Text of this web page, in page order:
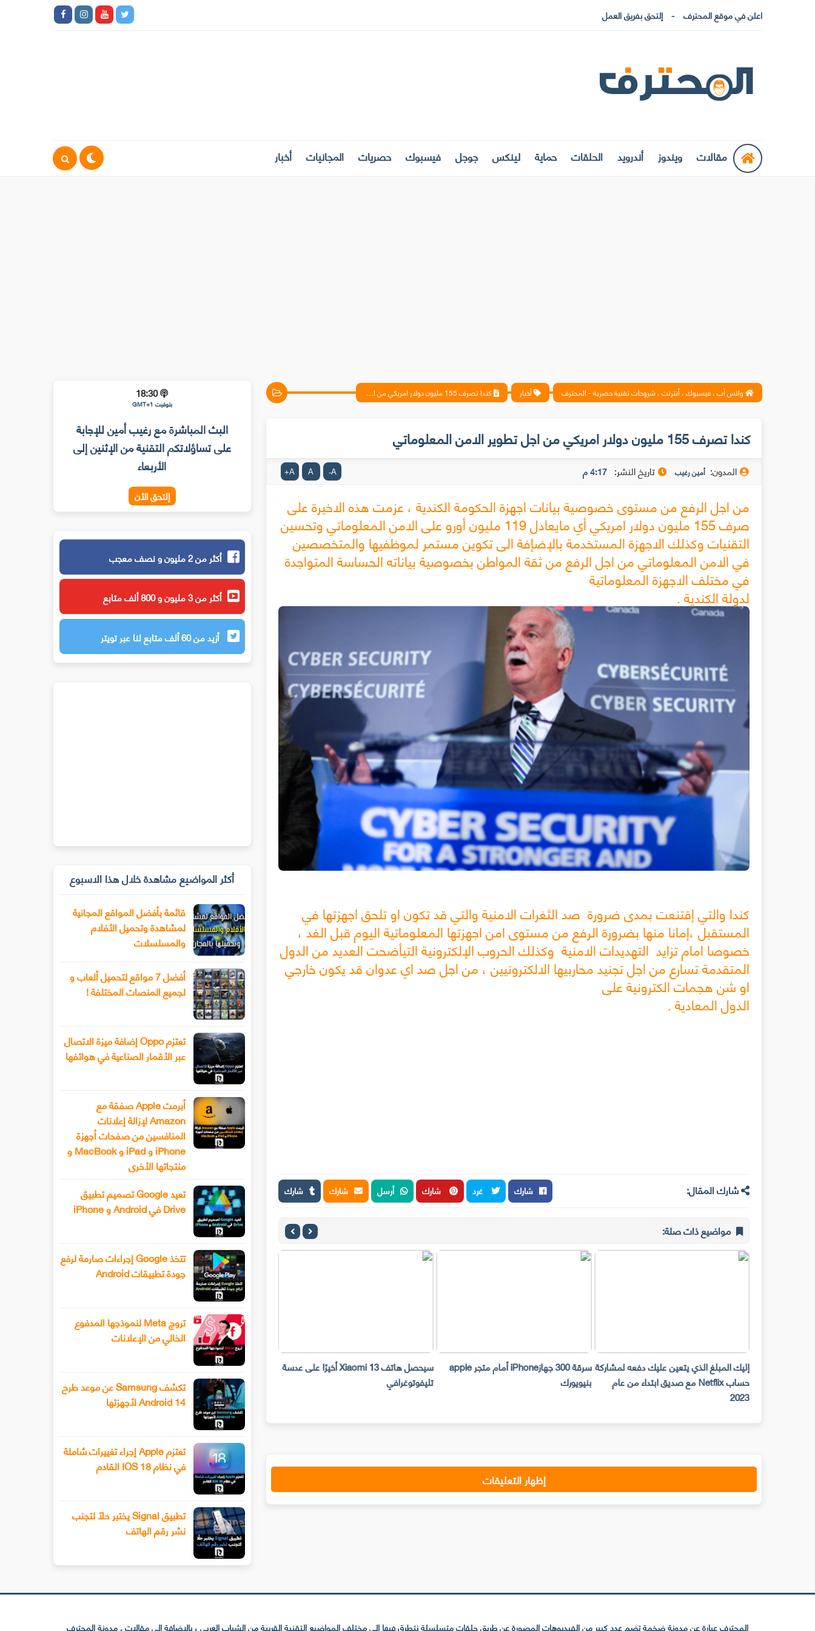
اعلن في موقع المحترف إلتحق بفريق العمل
مقالات ويندوز أندرويد الحلقات حماية لينكس جوجل فيسبوك حصريات المجانيات أخبار
واتس آب ، فيسبوك ، أنترنت ، شروحات تقنية حصرية - المحترف أخبار كندا تصرف 155 مليون دولار امريكي من اجل تطوير الامن المعلوماتي
كندا تصرف 155 مليون دولار امريكي من اجل تطوير الامن المعلوماتي
المدون: أمين رغيب تاريخ النشر: 4:17 م A
-
A
A
+
من اجل الرفع من مستوى خصوصية بيانات اجهزة الحكومة الكندية ، عزمت هذه الاخيرة على
صرف 155 مليون دولار امريكي أي مايعادل 119 مليون أورو على الامن المعلوماتي وتحسين
التقنيات وكذلك الاجهزة المستخدمة بالإضإفة الى تكوين مستمر لموظفيها والمتخصصين
في الامن المعلوماتي من اجل الرفع من ثقة المواطن بخصوصية بياناته الحساسة المتواجدة
في مختلف الاجهزة المعلوماتية
. لدولة الكندية
كندا والتي إقتنعت بمدى ضرورة صد الثغرات الامنية والتي قد تكون او تلحق اجهزتها في
المستقبل ،إمانا منها بضرورة الرفع من مستوى امن اجهزتها المعلوماتية اليوم قبل الغد ،
خصوصا امام تزايد التهديدات الامنية وكذلك الحروب الإلكترونية التيأضحت العديد من الدول
المتقدمة تسارع من اجل تجنيد محاربيها الالكترونيين ، من اجل صد اي عدوان قد يكون خارجي
او شن هجمات الكترونية على
. الدول المعادية
شارك المقال: شارك غرد شارك أرسل شارك شارك
مواضيع ذات صلة:
إليك المبلغ الذي يتعين عليك دفعه لمشاركة
حساب Netflix مع صديق ابتداء من عام
2023
سرقة 300 جهازiPhone أمام متجر apple
بنيويورك
سيحصل هاتف Xiaomi 13 أخيرًا على عدسة
تليفوتوغرافي
طرح Snapchat المزيد من أدوات تحرير
الفيديو المتقدمة باستخدام وضع المخرج الموسيقى
إظهار التعليقات
18:30
بتوقيت GMT+1
البث المباشرة مع رغيب أمين للإجابة
على تساؤلاتكم التقنية من الإثنين إلى
الأربعاء
إلتحق الأن
أكثر من 2 مليون و نصف معجب
أكثر من 3 مليون و 800 ألف متابع
أزيد من 60 ألف متابع لنا عبر تويتر
أكثر المواضيع مشاهدة خلال هذا الاسبوع
قائمة بأفضل المواقع المجانية
لمشاهدة وتحميل الأفلام
والمسلسلات
أفضل 7 مواقع لتحميل ألعاب و
لجميع المنصات المختلفة !
تعتزم Oppo إضافة ميزة الاتصال
عبر الأقمار الصناعية في هواتفها
أبرمت Apple صفقة مع
Amazon لإزالة إعلانات
المنافسين من صفحات أجهزة
iPhone و iPad و MacBook و
منتجاتها الأخرى
تعيد Google تصميم تطبيق
Drive في Android و iPhone
تتخذ Google إجراءات صارمة لرفع
جودة تطبيقات Android
تروج Meta لنموذجها المدفوع
الخالي من الإعلانات
تكشف Samsung عن موعد طرح
Android 14 لأجهزتها
تعتزم Apple إجراء تغييرات شاملة
في نظام IOS 18 القادم
تطبيق Signal يختبر حلًا لتجنب
نشر رقم الهاتف
المحترف عبارة عن مدونة ضخمة تضم عدد كبير من الفيديوهات المصورة عن طريق حلقات متسلسلة نتطرق فيها إلى مختلف المواضيع التقنية القريبة من الشباب العربي ، بالإضافة إلى مقالات . مدونة المحترف